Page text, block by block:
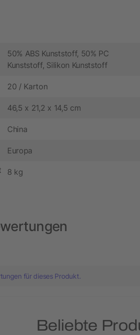
50% ABS Kunststoff, 50% PC
Kunststoff, Silikon Kunststoff
20 / Karton
46,5 x 21,2 x 14,5 cm
China
Europa
8 kg
für dieses Produkt.
Beliebte